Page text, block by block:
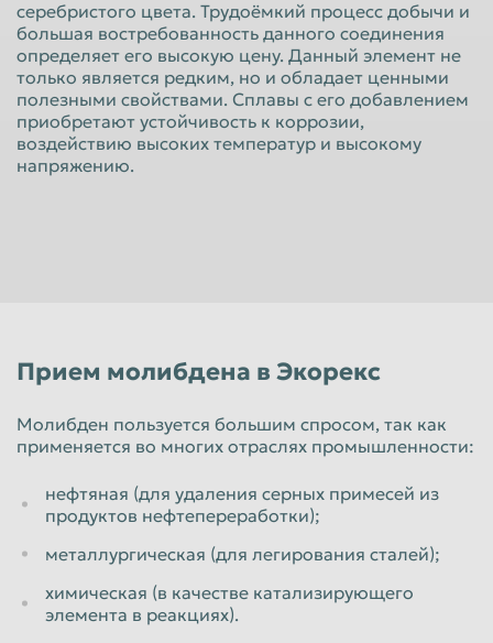
Королёв Кострома
Красногорск Краснодар
Красноярск Курган
Курск Липецк
Нижнекамск Нижний Новгород
Нижний Тагил
Новороссийск Новосибирск
Новочеркасск Норильск
Пенза
серебристого цвета. Трудоёмкий процесс добычи и
большая востребованность данного соединения
определяет его высокую цену. Данный элемент не
только является редким, но и обладает ценными
полезными свойствами. Сплавы с его добавлением
приобретают устойчивость к коррозии,
воздействию высоких температур и высокому
напряжению.
Прием молибдена в Экорекс
Молибден пользуется большим спросом, так как
применяется во многих отраслях промышленности:
нефтяная (для удаления серных примесей из
продуктов нефтепереработки);
металлургическая (для легирования сталей);
химическая (в качестве катализирующего
элемента в реакциях).